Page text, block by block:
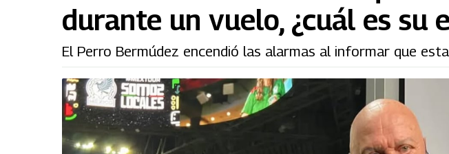
durante un vuelo, ¿cuál es su
El Perro Bermúdez encendió las alarmas al informar que